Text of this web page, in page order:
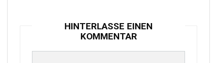
HINTERLASSE EINEN
KOMMENTAR